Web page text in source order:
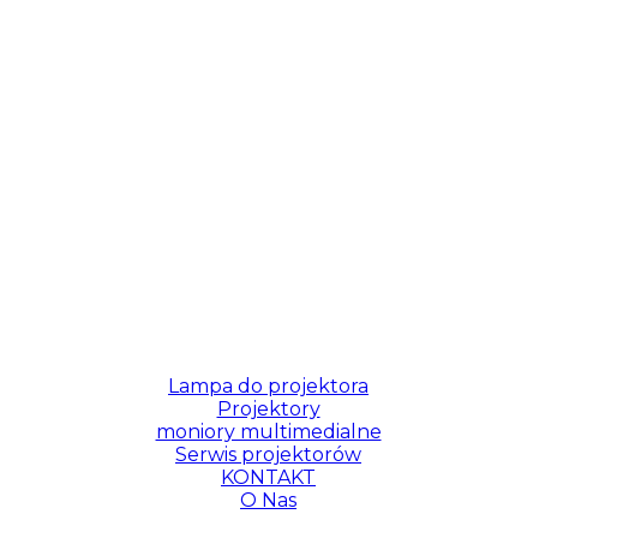
Lampa do projektora
Projektory
moniory multimedialne
Serwis projektorów
KONTAKT
O Nas